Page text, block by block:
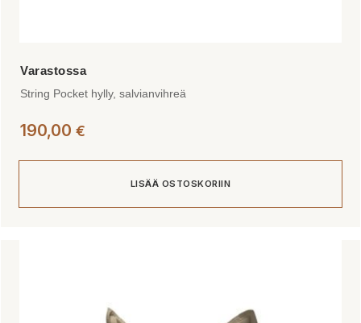
String Pocket hylly, salvianvihreä
190,00 €
LISÄÄ OSTOSKORIIN